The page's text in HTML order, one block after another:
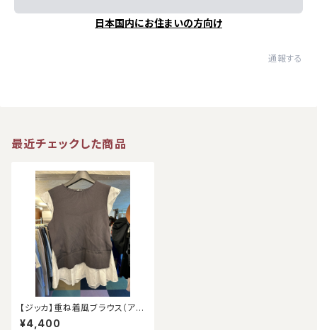
日本国内にお住まいの方向け
通報する
最近チェックした商品
【ジッカ】重ね着風ブラウス（アウ
トレット）
¥4,400